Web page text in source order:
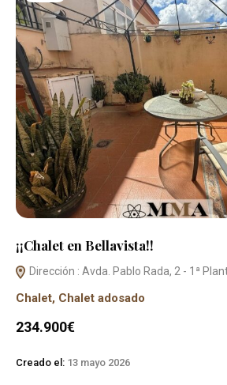
¡¡Chalet en Bellavista!!
Dirección : Avda. Pablo Rada, 2 - 1ª
Chalet, Chalet adosado
234.900€
Creado el: 13 mayo 2026